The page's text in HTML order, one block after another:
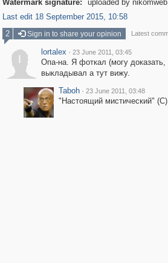
Watermark signature:
uploaded by nikomweb
Last edit 18 September 2015, 10:58
2
Sign in to share your opinion Latest
lortalex · 23 June 2011, 03:45
Опа-на. Я фоткал (могу
выкладывал а тут вижу.
Taboh · 23 June 2011, 03:48
"Настоящий мистический"